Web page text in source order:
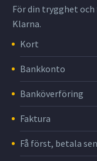
För din trygghet
Klarna.
Kort
Bankkonto
Banköverföring
Faktura
Få först, betala sen